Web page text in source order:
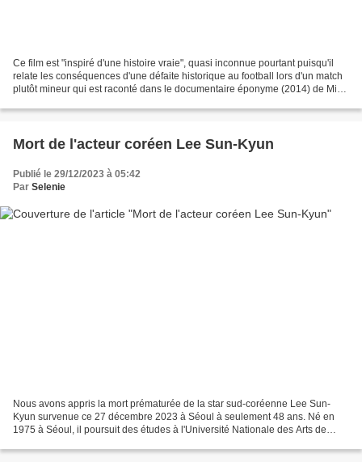
Ce film est "inspiré d'une histoire vraie", quasi inconnue pourtant puisqu'il
relate les conséquences d'une défaite historique au football lors d'un match
plutôt mineur qui est raconté dans le documentaire éponyme (2014) de Mike
Mort de l'acteur coréen Lee Sun-Kyun
Publié le 29/12/2023 à 05:42
Par Selenie
Nous avons appris la mort prématurée de la star sud-coréenne Lee Sun-
Kyun survenue ce 27 décembre 2023 à Séoul à seulement 48 ans. Né en
1975 à Séoul, il poursuit des études à l'Université Nationale des Arts de